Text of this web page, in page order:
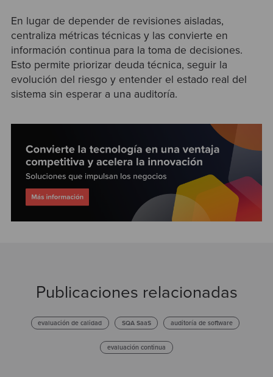
En lugar de depender de revisiones aisladas,
centraliza métricas técnicas y las convierte en
información continua para la toma de decisiones.
Esto permite priorizar deuda técnica, seguir la
evolución del riesgo y entender el estado real del
sistema sin esperar a una auditoría.
Publicaciones relacionadas
evaluación de calidad SQA SaaS auditoría de software
evaluación continua